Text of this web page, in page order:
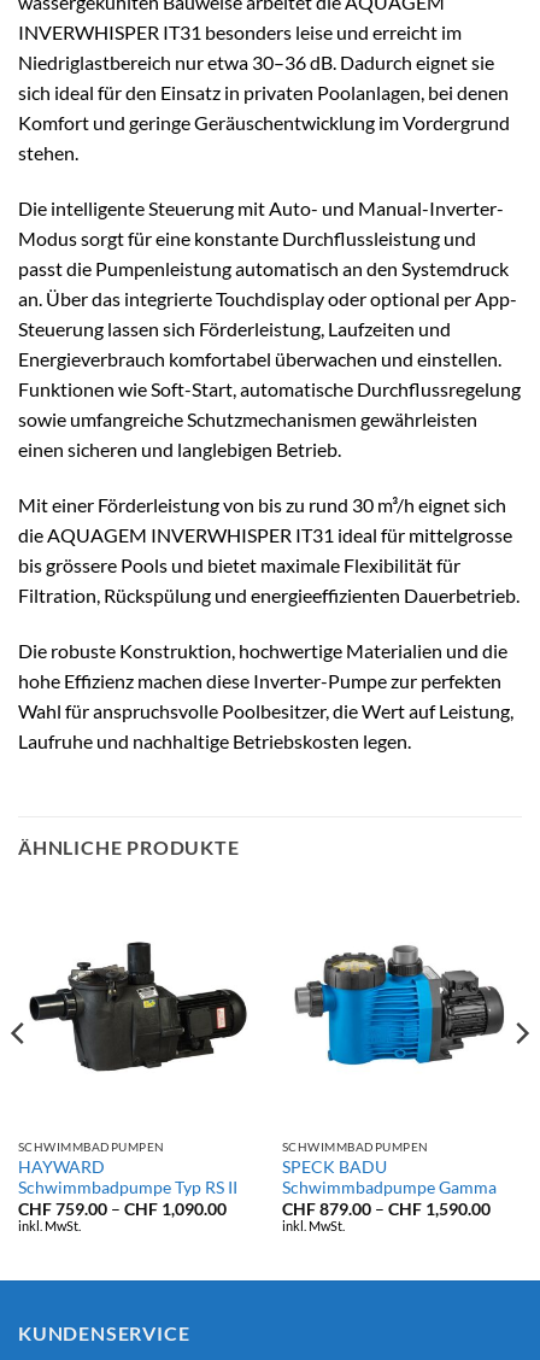
INVERWHISPER IT31 besonders leise und erreicht im
Niedriglastbereich nur etwa 30–36 dB. Dadurch eignet sie
sich ideal für den Einsatz in privaten Poolanlagen, bei denen
Komfort und geringe Geräuschentwicklung im Vordergrund
stehen.
Die intelligente Steuerung mit Auto- und Manual-Inverter-
Modus sorgt für eine konstante Durchflussleistung und
passt die Pumpenleistung automatisch an den Systemdruck
an. Über das integrierte Touchdisplay oder optional per App-
Steuerung lassen sich Förderleistung, Laufzeiten und
Energieverbrauch komfortabel überwachen und einstellen.
Funktionen wie Soft-Start, automatische Durchflussregelung
sowie umfangreiche Schutzmechanismen gewährleisten
einen sicheren und langlebigen Betrieb.
Mit einer Förderleistung von bis zu rund 30 m³/h eignet sich
die AQUAGEM INVERWHISPER IT31 ideal für mittelgrosse
bis grössere Pools und bietet maximale Flexibilität für
Filtration, Rückspülung und energieeffizienten Dauerbetrieb.
Die robuste Konstruktion, hochwertige Materialien und die
hohe Effizienz machen diese Inverter-Pumpe zur perfekten
Wahl für anspruchsvolle Poolbesitzer, die Wert auf Leistung,
Laufruhe und nachhaltige Betriebskosten legen.
ÄHNLICHE PRODUKTE
SCHWIMMBADPUMPEN
HAYWARD
Schwimmbadpumpe Typ RS II
CHF759.00 – CHF1,090.00Preisspanne:
CHF 759.00
inkl. MwSt.
SCHWIMMBADPUMPEN
SPECK BADU
Schwimmbadpumpe Gamma
CHF879.00 – CHF1,590.00
inkl. MwSt.
KUNDENSERVICE